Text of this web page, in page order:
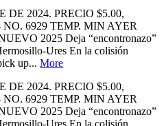
DE 2024. PRECIO $5.00,
6929 TEMP. MIN AYER
2025 Deja “encontronazo”
Ures En la colisión
up... More
DE 2024. PRECIO $5.00,
6929 TEMP. MIN AYER
2025 Deja “encontronazo”
Ures En la colisión